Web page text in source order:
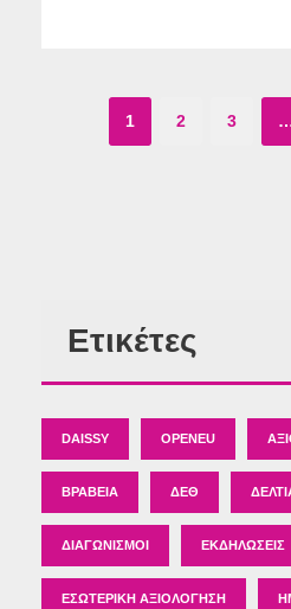
1 2 3
Ετικέτες
DAISSY OPENEU
ΒΡΑΒΕΊΑ ΔΕΘ
ΔΙΑΓΩΝΙΣΜΟΊ ΕΚΔΗΛΏΣΕΙΣ
ΕΣΩΤΕΡΙΚΉ ΑΞΙΟΛΌΓΗΣΗ